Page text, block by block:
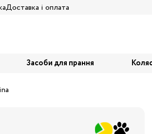
Доставка і оплата
Засоби для прання